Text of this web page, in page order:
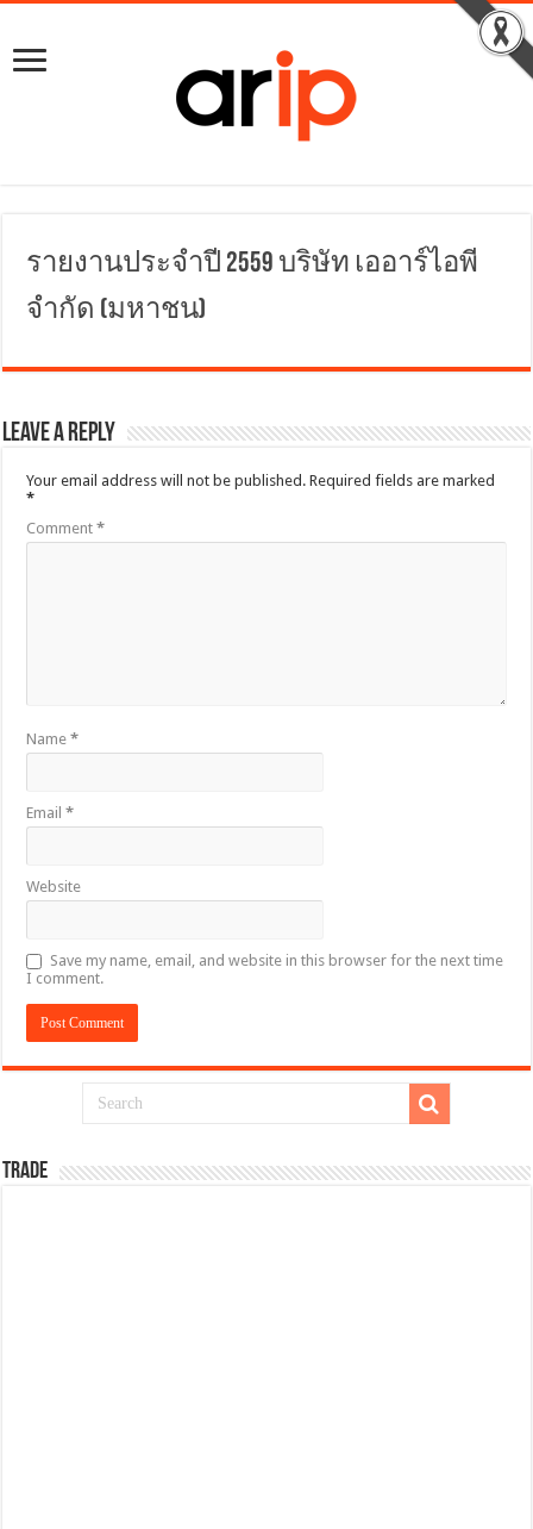
รายงานประจำปี 2559 บริษัท เออาร์ไอพี
จำกัด (มหาชน)
Leave a Reply
Your email address will not be published. Required fields are marked
*
Comment*
Name*
Email*
Website
Save my name, email, and website in this browser for the next time
I comment.
TRADE